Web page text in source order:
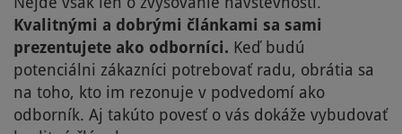
Kvalitnými a dobrými článkami sa sami
prezentujete ako odborníci. Keď budú
potenciálni zákazníci potrebovať radu, obrátia sa
na toho, kto im rezonuje v podvedomí ako
odborník. Aj takúto povesť o vás dokáže vybudovať